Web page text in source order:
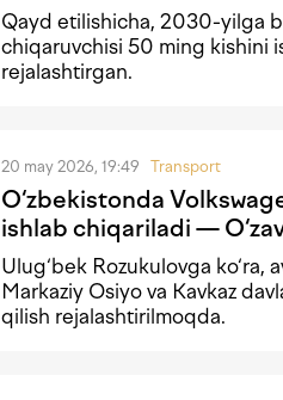
Qayd etilishicha, 2030-yilga
chiqaruvchisi 50 ming kishini
rejalashtirgan.
20 may 2026, 19:49 Transport
O‘zbekistonda
ishlab chiqariladi —
Ulug‘bek Rozukulovga ko‘ra,
Markaziy Osiyo va Kavkaz
qilish rejalashtirilmoqda.